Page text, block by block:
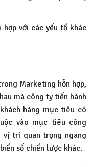
với các yếu tố khác
Marketing hỗn hợp,
mà công ty tiến hành
hàng mục tiêu có
vào mục tiêu công
vị trí quan trọng ngang
số chiến lược khác.